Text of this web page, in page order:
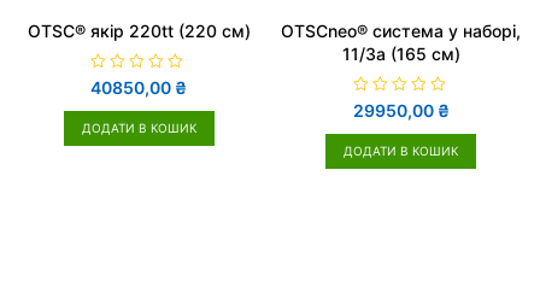
OTSC® якір 220tt (220 см)
О
ц
і
н
40850,00 ₴
ДОДАТИ В КОШИК
OTSCneo® система у наборі,
11/3a (165 см)
О
ц
і
н
29950,00 ₴
ДОДАТИ В КОШИК